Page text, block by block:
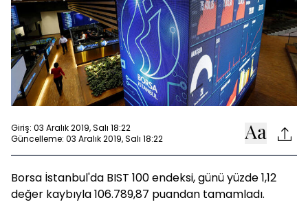
Giriş: 03 Aralık 2019, Salı 18:22
Güncelleme: 03 Aralık 2019, Salı 18:22
Borsa İstanbul'da BIST 100 endeksi, günü yüzde 1,12
değer kaybıyla 106.789,87 puandan tamamladı.